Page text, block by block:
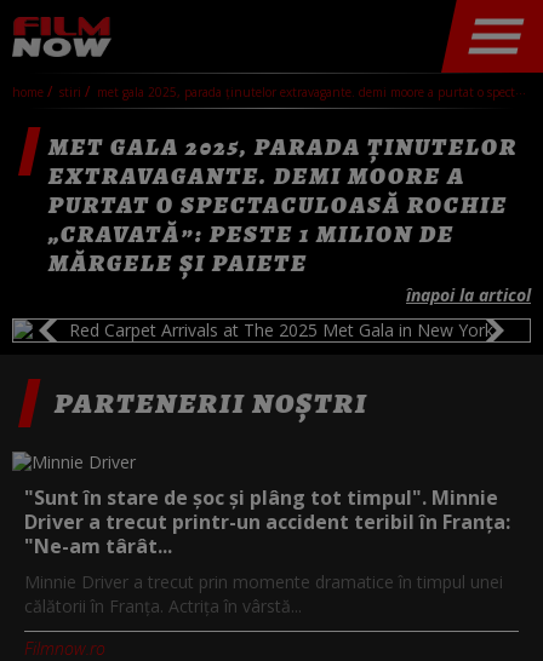
home stiri met gala 2025, parada ținutelor extravagante. demi moore a purtat o spectaculoasă rochie „cravată”: peste 1 milion de mărgele și paiete
MET GALA 2025, PARADA ȚINUTELOR
EXTRAVAGANTE. DEMI MOORE A
PURTAT O SPECTACULOASĂ ROCHIE
„CRAVATĂ”: PESTE 1 MILION DE
MĂRGELE ȘI PAIETE
înapoi la articol
PARTENERII NOȘTRI
"Sunt în stare de șoc și plâng tot timpul". Minnie
Driver a trecut printr-un accident teribil în Franța:
"Ne-am târât...
Minnie Driver a trecut prin momente dramatice în timpul unei
călătorii în Franța. Actrița în vârstă...
Filmnow.ro